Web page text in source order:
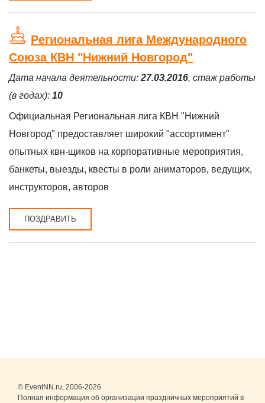
Региональная лига Международного
Союза КВН "Нижний Новгород"
Дата начала деятельности: 27.03.2016, стаж работы
(в годах): 10
Официальная Региональная лига КВН "Нижний
Новгород" предоставляет широкий "ассортимент"
опытных квн-щиков на корпоративные мероприятия,
банкеты, выезды, квесты в роли аниматоров, ведущих,
инструкторов, авторов
ПОЗДРАВИТЬ
© EventNN.ru, 2006-2026
Полная информация об организации праздничных мероприятий в